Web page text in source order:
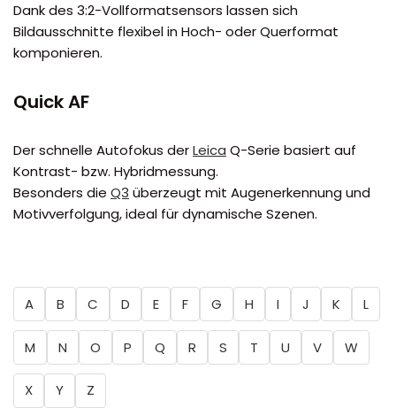
Dank des 3:2-Vollformatsensors lassen sich
Bildausschnitte flexibel in Hoch- oder Querformat
komponieren.
Quick AF
Der schnelle Autofokus derLeica Q-Serie basiert auf
Kontrast- bzw. Hybridmessung.
Besonders die Q3 überzeugt mit Augenerkennung und
Motivverfolgung, ideal für dynamische Szenen.
A B C D E F G H I J K L
M N O P Q R S T U V W
X Y Z